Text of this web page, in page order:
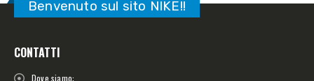
Benvenuto sul sito NIKE!!
CONTATTI
Dove siamo: